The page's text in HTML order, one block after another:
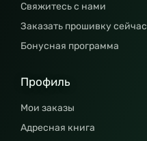
Свяжитесь с нами
Заказать прошивку сейчас
Бонусная программа
Профиль
Мои заказы
Адресная книга